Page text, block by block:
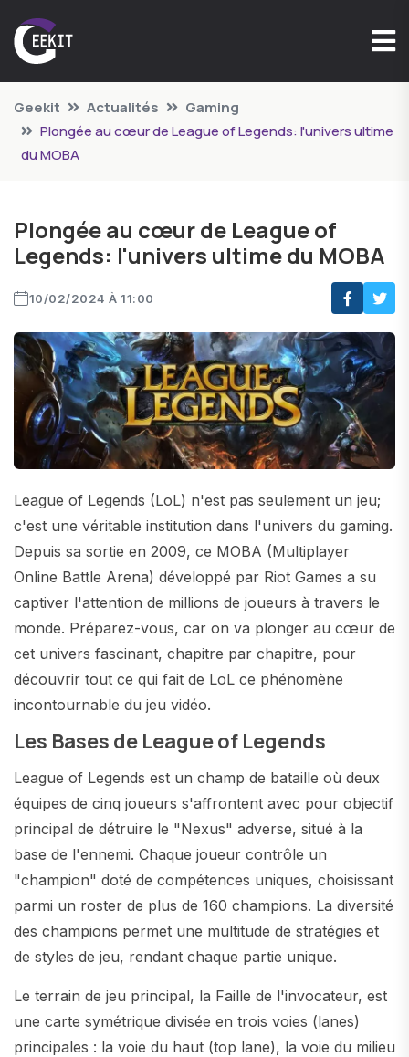
Geekit Actualités
Gaming
Plongée au cœur de League of Legends: l'univers ultime
du MOBA
Plongée au cœur de League of
Legends: l'univers ultime du MOBA
10/02/2024 À 11:00
League of Legends (LoL) n'est pas seulement un jeu;
c'est une véritable institution dans l'univers du gaming.
Depuis sa sortie en 2009, ce MOBA (Multiplayer
Online Battle Arena) développé par Riot Games a su
captiver l'attention de millions de joueurs à travers le
monde. Préparez-vous, car on va plonger au cœur de
cet univers fascinant, chapitre par chapitre, pour
découvrir tout ce qui fait de LoL ce phénomène
incontournable du jeu vidéo.
Les Bases de League of Legends
League of Legends est un champ de bataille où deux
équipes de cinq joueurs s'affrontent avec pour objectif
principal de détruire le "Nexus" adverse, situé à la
base de l'ennemi. Chaque joueur contrôle un
"champion" doté de compétences uniques, choisissant
parmi un roster de plus de 160 champions. La diversité
des champions permet une multitude de stratégies et
de styles de jeu, rendant chaque partie unique.
Le terrain de jeu principal, la Faille de l'invocateur, est
une carte symétrique divisée en trois voies (lanes)
principales : la voie du haut (top lane), la voie du milieu